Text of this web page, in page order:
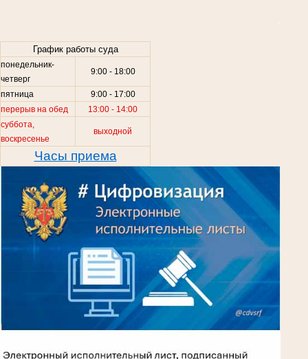
График работы суда
понедельник-
четверг
9:00 - 18:00
пятница
9:00 - 17:00
перерыв на обед
13:00 - 14:00
суббота,
воскресенье
выходной
Часы приема